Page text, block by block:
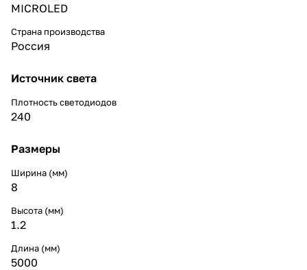
MICROLED
Страна производства
Россия
Источник света
Плотность светодиодов
240
Размеры
Ширина (мм)
8
Высота (мм)
1.2
Длина (мм)
5000